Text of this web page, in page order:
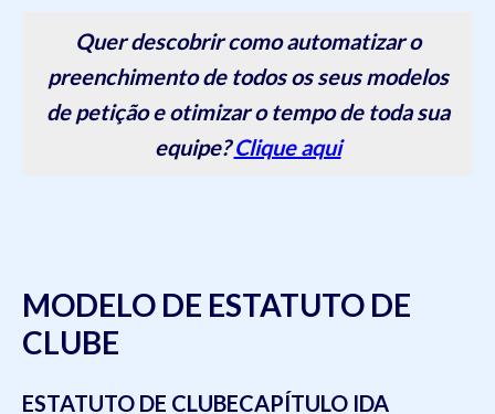
Quer descobrir como automatizar o
preenchimento de todos os seus modelos
de petição e otimizar o tempo de toda sua
equipe?Clique aqui
MODELO DE ESTATUTO DE
CLUBE
ESTATUTO DE CLUBECAPÍTULO IDA